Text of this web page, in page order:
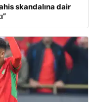
skandalına dair